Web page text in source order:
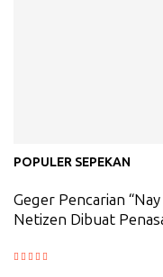
POPULER SEPEKAN
Geger Pencarian
Netizen Dibuat